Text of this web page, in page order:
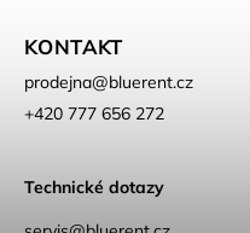
KONTAKT
prodejna@bluerent.cz
+420 777 656 272
Technické dotazy